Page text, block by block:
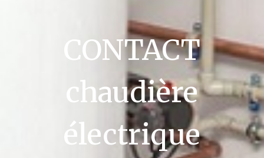
CONTACT
chaudière
électrique